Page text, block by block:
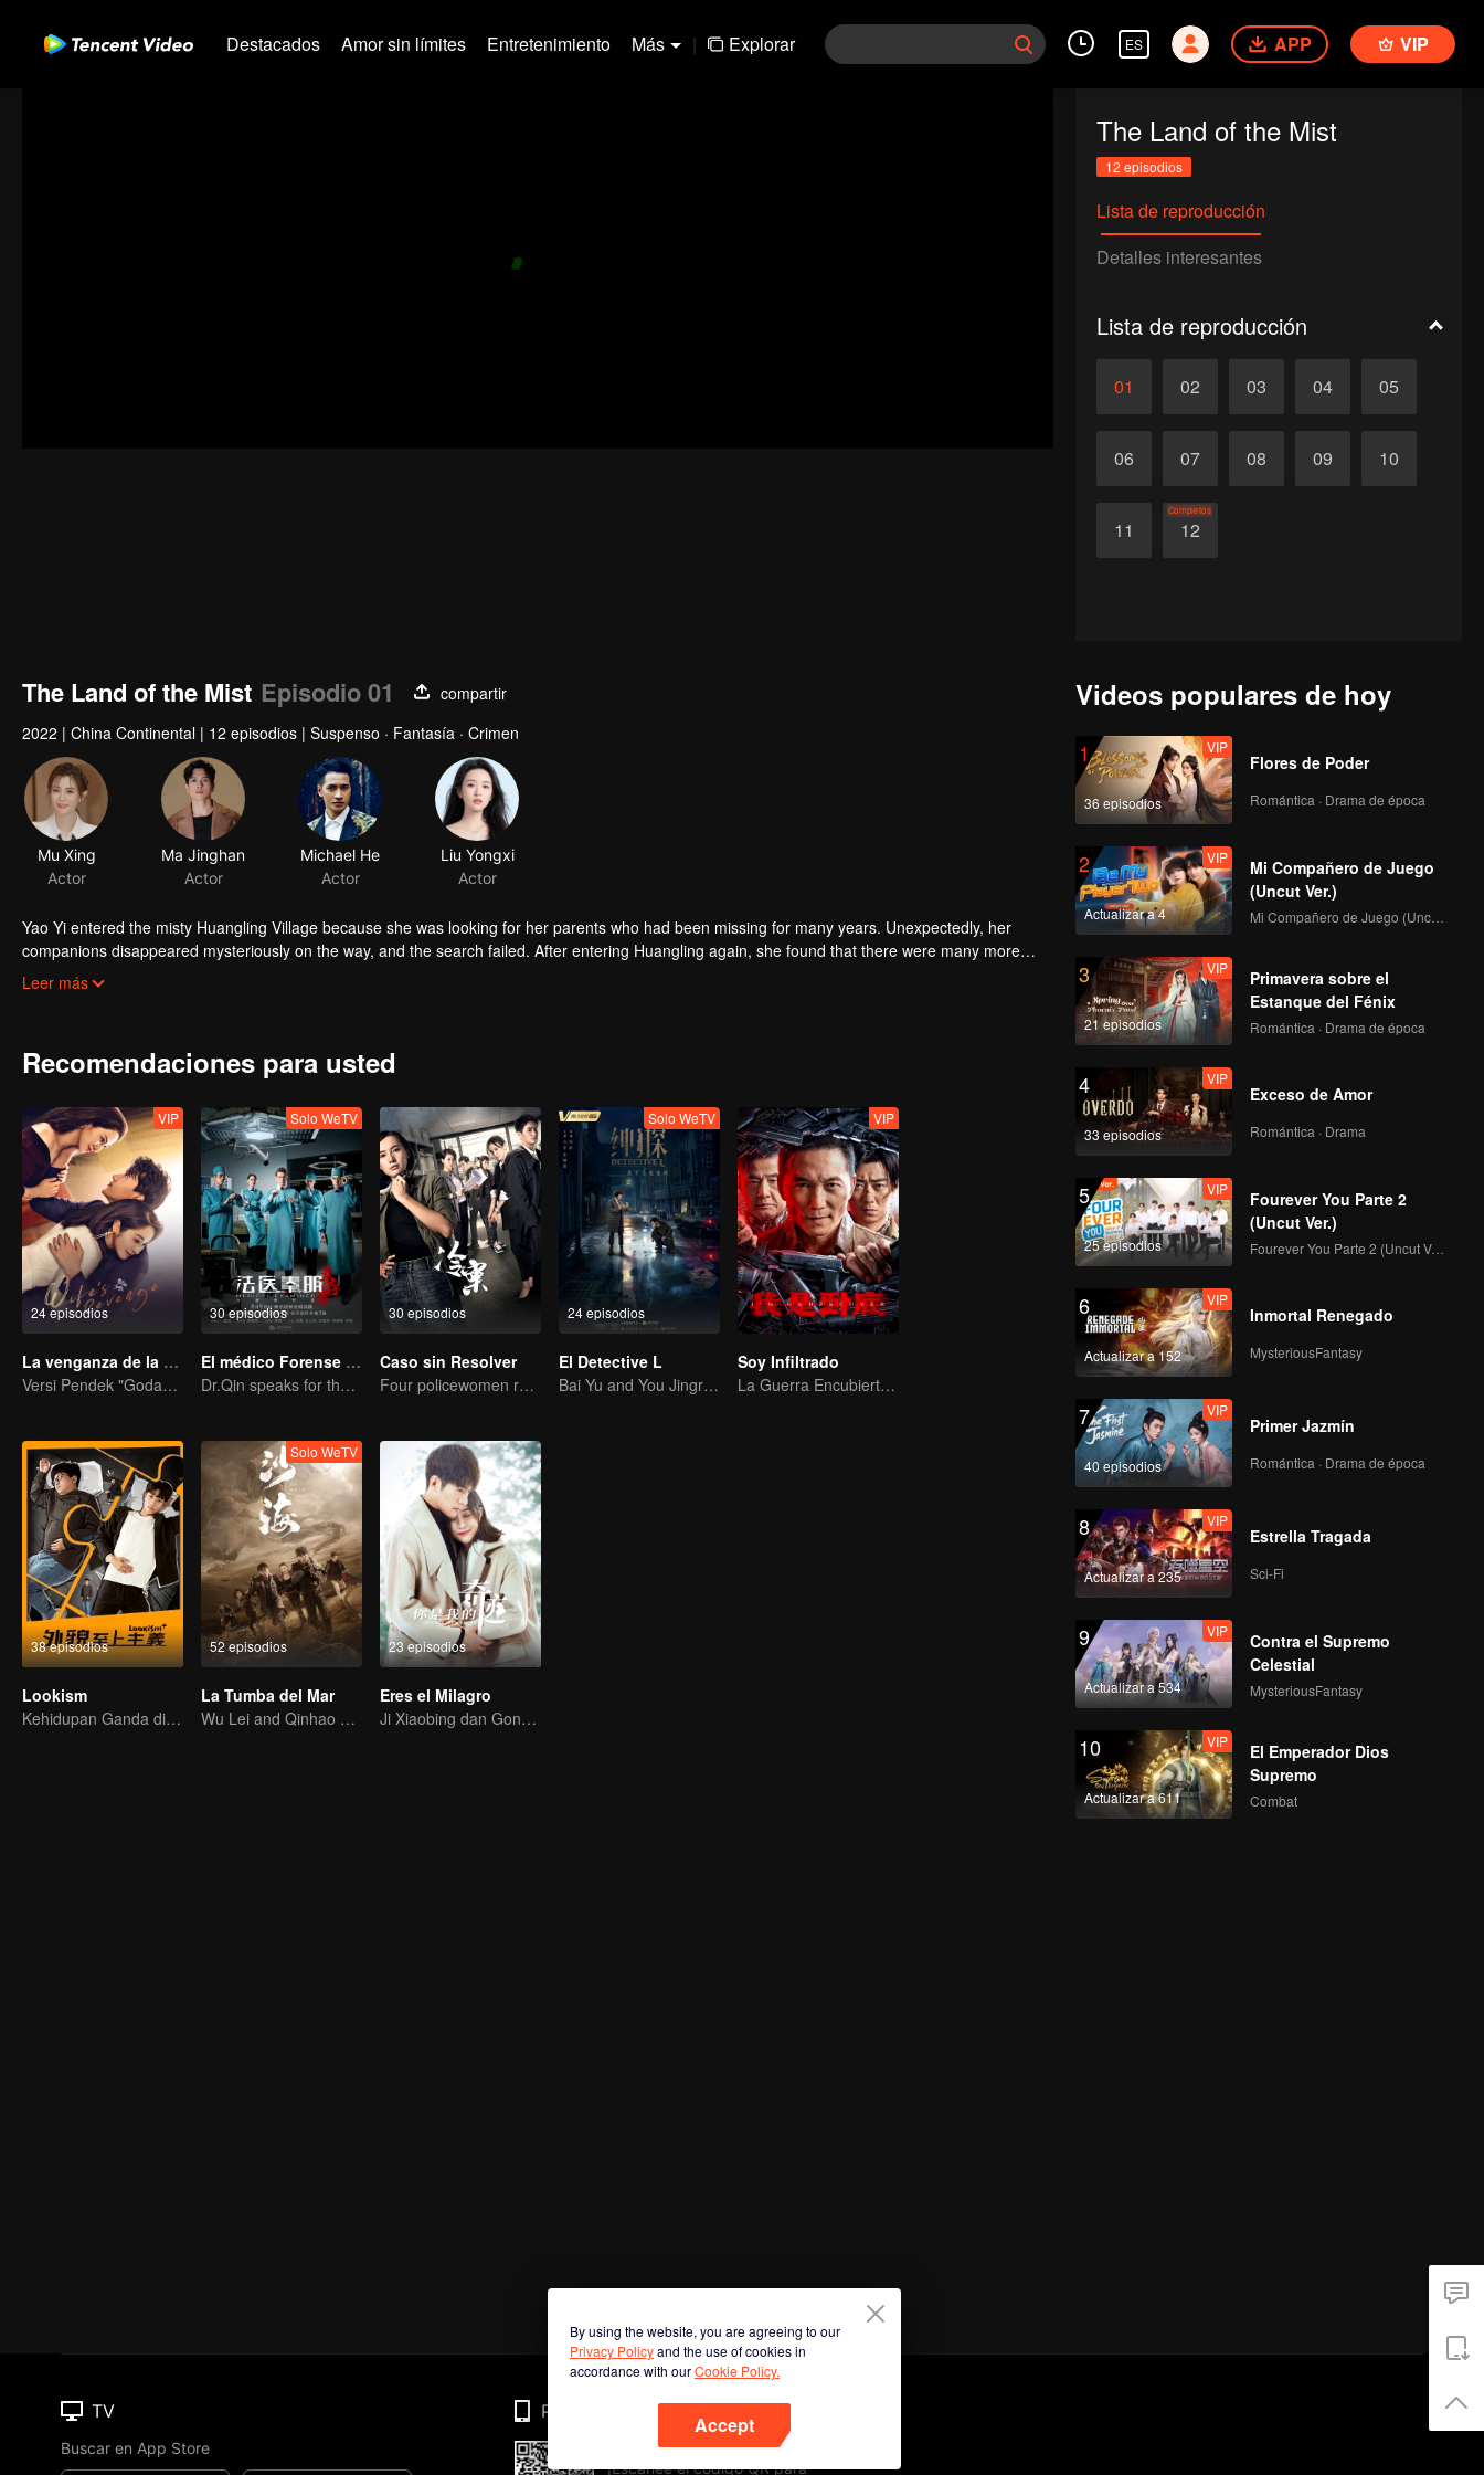
Destacados Amor sin límites Entretenimiento Más | Explorar ES APP VIP
The Land of the Mist
12 episodios
Lista de reproducción
Detalles interesantes
Lista de reproducción
01 02 03 04 05
06 07 08 09 10
11 12
Completos
The Land of the Mist Episodio 01
compartir
2022 | China Continental | 12 episodios | Suspenso · Fantasía · Crimen
Mu Xing
Actor
Ma Jinghan
Actor
Michael He
Actor
Liu Yongxi
Actor
Yao Yi entered the misty Huangling Village because she was looking for her parents who had been missing for many years. Unexpectedly, her
companions disappeared mysteriously on the way, and the search failed. After entering Huangling again, she found that there were many more
people in the village, and these people seemed to be related to an accident.
Leer más
Recomendaciones para usted
24 episodios
VIP
La venganza de la esposa
Versi Pendek "Godaan Pulang"
30 episodios
Solo WeTV
El médico Forense Dr. Qin: Supervivientes
Dr.Qin speaks for the dead.
30 episodios
Caso sin Resolver
Four policewomen reveal the truth of the cold case
24 episodios
Solo WeTV
El Detective L
Bai Yu and You Jingru Became the super detective
VIP
Soy Infiltrado
La Guerra Encubierta de Collin Chou
38 episodios
Lookism
Kehidupan Ganda di Rumah Mewah: Menjadi Tampan
52 episodios
Solo WeTV
La Tumba del Mar
Wu Lei and Qinhao opens their adventure tour.
23 episodios
Eres el Milagro
Ji Xiaobing dan Gong Wanyi: Cinta dan Penangkapan
Videos populares de hoy
1
36 episodios
VIP
Flores de Poder
Romántica · Drama de época
2
Actualizar a 4
VIP
Mi Compañero de Juego
(Uncut Ver.)
Mi Compañero de Juego (Uncut Ver.)
3
21 episodios
VIP
Primavera sobre el
Estanque del Fénix
Romántica · Drama de época
4
33 episodios
VIP
Exceso de Amor
Romántica · Drama
5
25 episodios
VIP
Fourever You Parte 2
(Uncut Ver.)
Fourever You Parte 2 (Uncut Ver.)
6
Actualizar a 152
VIP
Inmortal Renegado
MysteriousFantasy
7
40 episodios
VIP
Primer Jazmín
Romántica · Drama de época
8
Actualizar a 235
VIP
Estrella Tragada
Sci-Fi
9
Actualizar a 534
VIP
Contra el Supremo
Celestial
MysteriousFantasy
10
Actualizar a 611
VIP
El Emperador Dios
Supremo
Combat
By using the website, you are agreeing to our
Privacy Policyand the use of cookies in
accordance with ourCookie Policy.
Accept
TV
Buscar en App Store
Phone
¡Escanee el código QR para